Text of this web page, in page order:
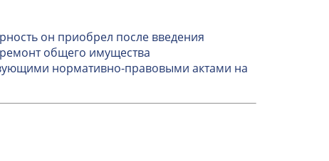
он приобрел после введения
ремонт общего имущества
нормативно-правовыми актами на